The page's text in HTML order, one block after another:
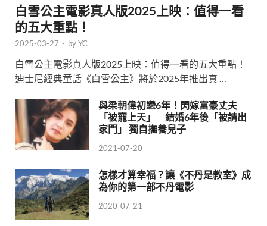
白雪公主電影真人版2025上映：值得一看
的五大重點！
2025-03-27 - byYC
白雪公主電影真人版2025上映：值得一看的五大重點！
迪士尼經典童話《白雪公主》將於2025年推出真 …
與梁朝偉初戀6年！閃嫁富豪丈夫
「被寵上天」 結婚6年後「被請出
家門」 獨自撫養兒子
2021-07-20
怎樣才算幸福？讓《不丹是教室》成
為你的第一部不丹電影
2020-07-21